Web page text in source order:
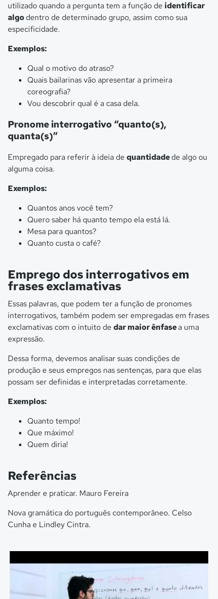
utilizado quando a pergunta tem a função de identificar
algodentro de determinado grupo, assim como sua
especificidade.
Exemplos:
Qual o motivo do atraso?
Quais bailarinas vão apresentar a primeira
coreografia?
Vou descobrir qual é a casa dela.
Pronome interrogativo “quanto(s),
quanta(s)”
Empregado para referir à ideia de quantidadede algo ou
alguma coisa.
Exemplos:
Quantos anos você tem?
Quero saber há quanto tempo ela está lá.
Mesa para quantos?
Quanto custa o café?
Emprego dos interrogativos em
frases exclamativas
Essas palavras, que podem ter a função de pronomes
interrogativos, também podem ser empregadas em frases
exclamativas com o intuito de dar maior ênfasea uma
expressão.
Dessa forma, devemos analisar suas condições de
produção e seus empregos nas sentenças, para que elas
possam ser definidas e interpretadas corretamente.
Exemplos:
Quanto tempo!
Que máximo!
Quem diria!
Referências
Aprender e praticar. Mauro Fereira
Nova gramática do português contemporâneo. Celso
Cunha e Lindley Cintra.